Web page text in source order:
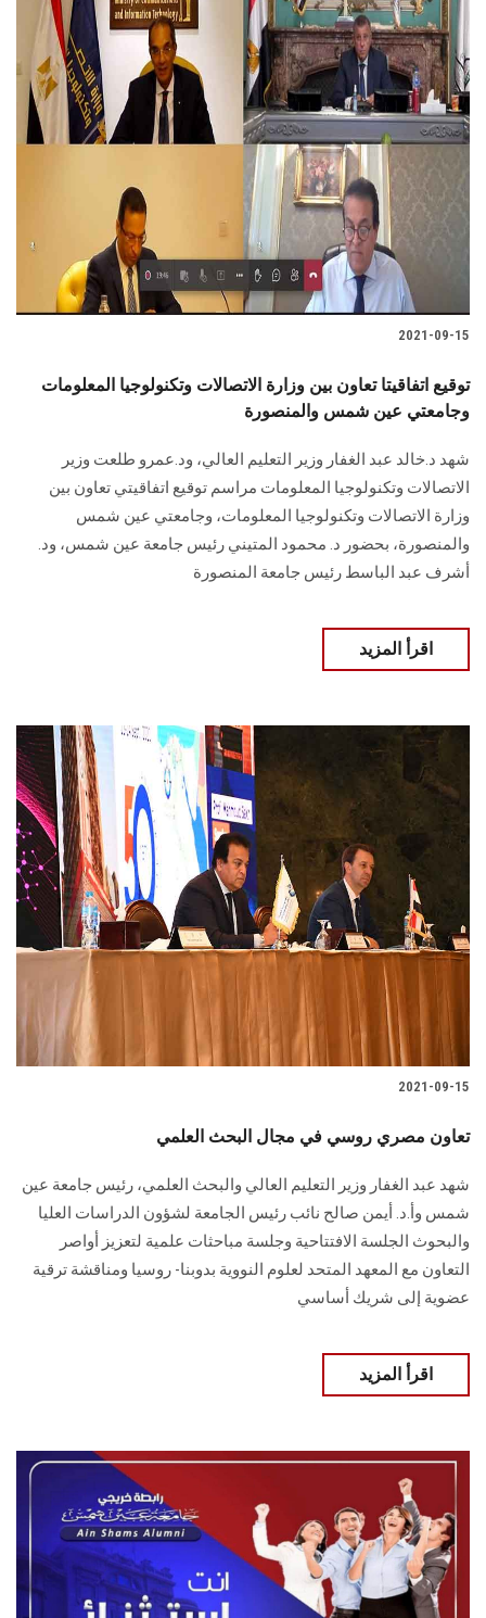
الإعلام
تواصل معنا
الدراسات العليا
الزائـرون
سجل الان
2021-09-15
توقيع اتفاقيتا تعاون بين وزارة الاتصالات وتكنولوجيا المعلومات
وجامعتي عين شمس والمنصورة
شهد د.خالد عبد الغفار وزير التعليم العالي، ود.عمرو طلعت وزير
الاتصالات وتكنولوجيا المعلومات مراسم توقيع اتفاقيتي تعاون بين
وزارة الاتصالات وتكنولوجيا المعلومات، وجامعتي عين شمس
والمنصورة، بحضور د. محمود المتيني رئيس جامعة عين شمس، ود.
أشرف عبد الباسط رئيس جامعة المنصورة
اقرأ المزيد
2021-09-15
تعاون مصري روسي في مجال البحث العلمي
شهد عبد الغفار وزير التعليم العالي والبحث العلمي، رئيس جامعة عين
شمس وأ.د. أيمن صالح نائب رئيس الجامعة لشؤون الدراسات العليا
والبحوث الجلسة الافتتاحية وجلسة مباحثات علمية لتعزيز أواصر
التعاون مع المعهد المتحد لعلوم النووية بدوبنا- روسيا ومناقشة ترقية
عضوية إلى شريك أساسي
اقرأ المزيد